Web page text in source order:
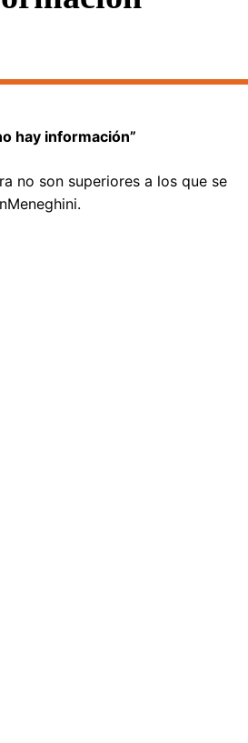
hay información”
no son superiores a los que se